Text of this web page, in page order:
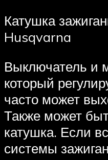
Катушка
Husqvarna
Выключатель и
который
часто может
Также может
катушка. Если
системы